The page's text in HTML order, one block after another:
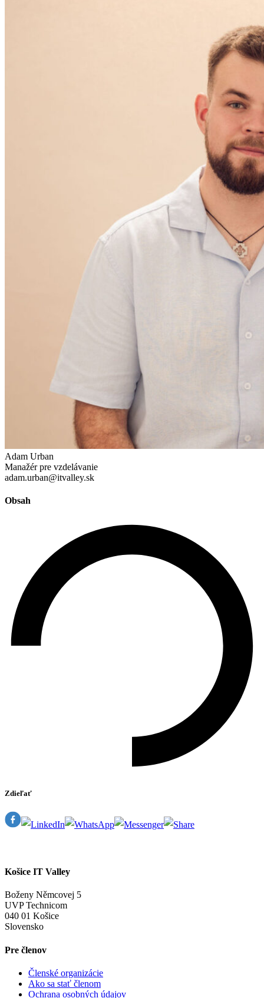
Adam Urban
Manažér pre vzdelávanie
adam.urban@itvalley.sk
Obsah
Zdieľať
Košice IT Valley
Boženy Němcovej 5
UVP Technicom
040 01 Košice
Slovensko
Pre členov
Členské organizácie
Ako sa stať členom
Ochrana osobných údajov